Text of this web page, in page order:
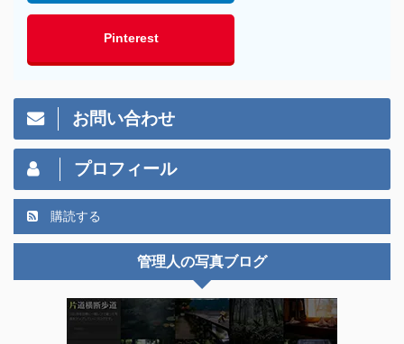
Pinterest
お問い合わせ
プロフィール
購読する
管理人の写真ブログ